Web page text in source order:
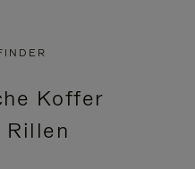
Koffer
Rillen